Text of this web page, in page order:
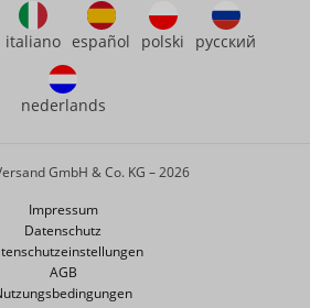
italiano español polski русский
nederlands
Impressum
Datenschutz
AGB
GmbH & Co. KG – 2026